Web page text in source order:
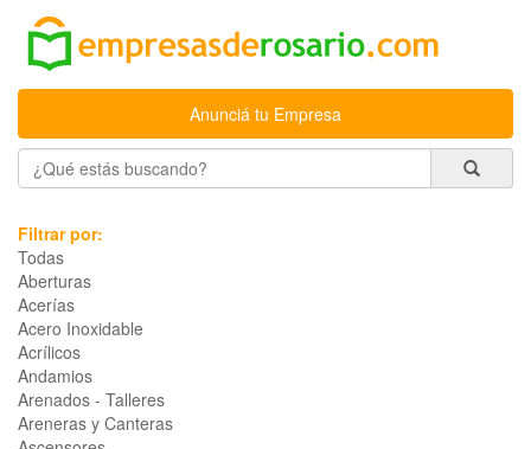
Anunciá tu Empresa
Filtrar por:
Todas
Aberturas
Acerías
Acero Inoxidable
Acrílicos
Andamios
Arenados - Talleres
Areneras y Canteras